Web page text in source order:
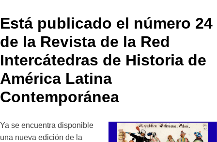
Está publicado el número 24
de la Revista de la Red
Intercátedras de Historia de
América Latina
Contemporánea
Ya se encuentra disponible
una nueva edición de la